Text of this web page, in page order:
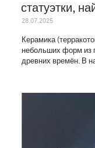
статуэтки,
28.07.2025
Керамика
небольших форм из
древних времён. В